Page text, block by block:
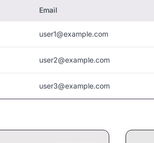
Email
user1@example.com
user2@example.com
user3@example.com